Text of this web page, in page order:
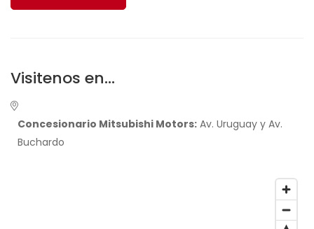
Visitenos en...
Concesionario Mitsubishi Motors: Av. Uruguay y Av.
Buchardo